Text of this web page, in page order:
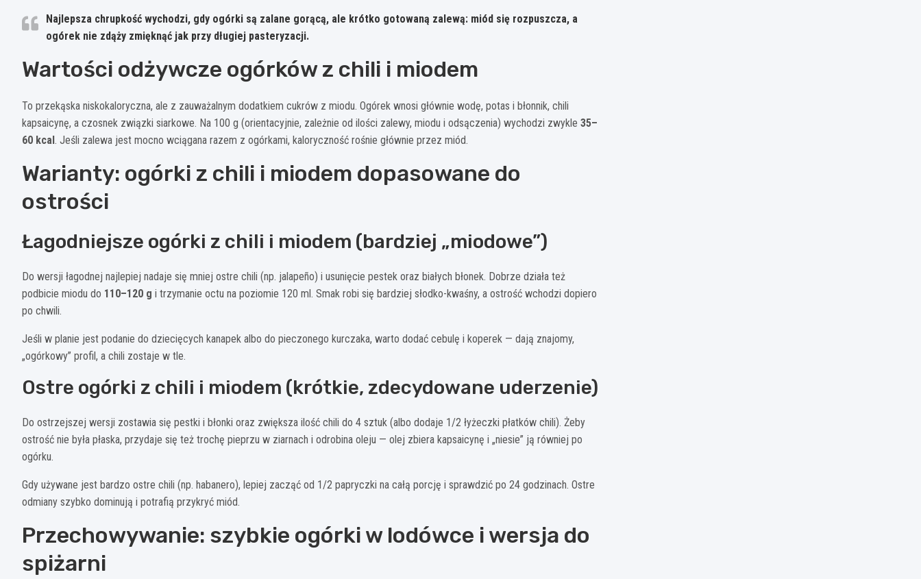
Najlepsza chrupkość wychodzi, gdy ogórki są zalane gorącą, ale krótko gotowaną zalewą: miód się rozpuszcza, a
ogórek nie zdąży zmięknąć jak przy długiej pasteryzacji.
Wartości odżywcze ogórków z chili i miodem
To przekąska niskokaloryczna, ale z zauważalnym dodatkiem cukrów z miodu. Ogórek wnosi głównie wodę, potas i błonnik, chili
kapsaicynę, a czosnek związki siarkowe. Na 100 g (orientacyjnie, zależnie od ilości zalewy, miodu i odsączenia) wychodzi zwykle 35–
60 kcal. Jeśli zalewa jest mocno wciągana razem z ogórkami, kaloryczność rośnie głównie przez miód.
Warianty: ogórki z chili i miodem dopasowane do
ostrości
Łagodniejsze ogórki z chili i miodem (bardziej „miodowe”)
Do wersji łagodnej najlepiej nadaje się mniej ostre chili (np. jalapeño) i usunięcie pestek oraz białych błonek. Dobrze działa też
podbicie miodu do 110–120 g i trzymanie octu na poziomie 120 ml. Smak robi się bardziej słodko-kwaśny, a ostrość wchodzi dopiero
po chwili.
Jeśli w planie jest podanie do dziecięcych kanapek albo do pieczonego kurczaka, warto dodać cebulę i koperek — dają znajomy,
„ogórkowy” profil, a chili zostaje w tle.
Ostre ogórki z chili i miodem (krótkie, zdecydowane uderzenie)
Do ostrzejszej wersji zostawia się pestki i błonki oraz zwiększa ilość chili do 4 sztuk (albo dodaje 1/2 łyżeczki płatków chili). Żeby
ostrość nie była płaska, przydaje się też trochę pieprzu w ziarnach i odrobina oleju — olej zbiera kapsaicynę i „niesie” ją równiej po
ogórku.
Gdy używane jest bardzo ostre chili (np. habanero), lepiej zacząć od 1/2 papryczki na całą porcję i sprawdzić po 24 godzinach. Ostre
odmiany szybko dominują i potrafią przykryć miód.
Przechowywanie: szybkie ogórki w lodówce i wersja do
spiżarni